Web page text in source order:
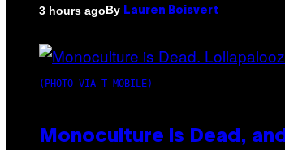
3 hours agoBy Lauren Boisvert
(PHOTO VIA T-MOBILE)
Monoculture is Dead,